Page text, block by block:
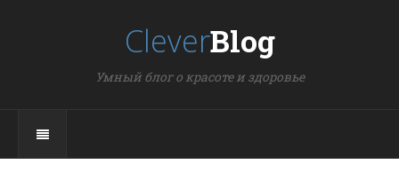
CleverBlog
Умный блог о красоте и здоровье